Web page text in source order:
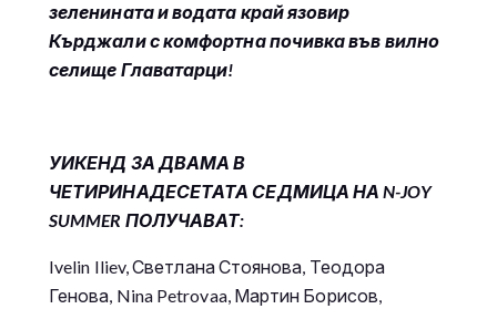
зеленината и водата край язовир
Кърджали с комфортна почивка във вилно
селище Главатарци!
УИКЕНД ЗА ДВАМА В
ЧЕТИРИНАДЕСЕТАТА СЕДМИЦА НА N-JOY
SUMMER ПОЛУЧАВАТ:
Ivelin Iliev, Светлана Стоянова, Теодора
Генова, Nina Petrovaa, Мартин Борисов,